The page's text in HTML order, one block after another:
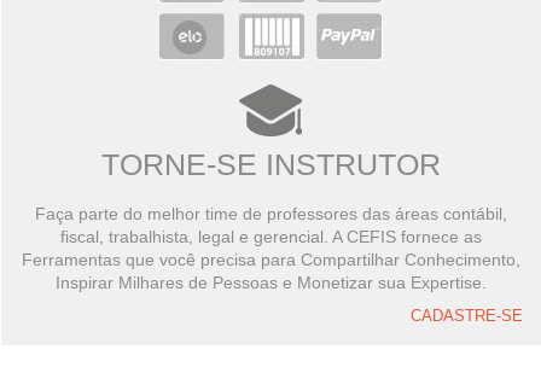
TORNE-SE INSTRUTOR
Faça parte do melhor time de professores das áreas contábil,
fiscal, trabalhista, legal e gerencial. A CEFIS fornece as
Ferramentas que você precisa para Compartilhar Conhecimento,
Inspirar Milhares de Pessoas e Monetizar sua Expertise.
CADASTRE-SE